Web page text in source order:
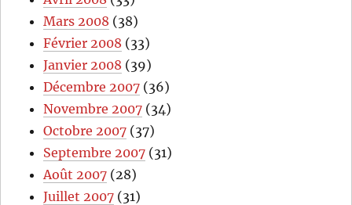
Mars 2008 (38)
Février 2008 (33)
Janvier 2008 (39)
Décembre 2007 (36)
Novembre 2007 (34)
Octobre 2007 (37)
Septembre 2007 (31)
Août 2007 (28)
Juillet 2007 (31)